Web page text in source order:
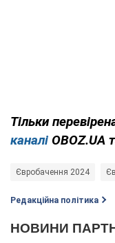
Тільки
каналі OBOZ.UA
Євробачення 2024
Редакційна політика